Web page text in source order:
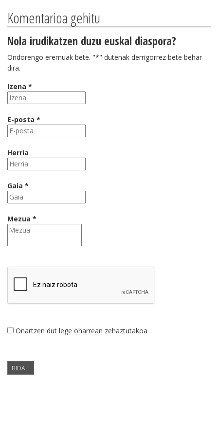
Komentarioa gehitu
Nola irudikatzen duzu euskal diaspora?
Ondorengo eremuak bete. "*" dutenak derrigorrez bete behar
dira.
Izena *
E-posta *
Herria
Gaia *
Mezua *
Onartzen dut lege oharrean zehaztutakoa
BIDALI